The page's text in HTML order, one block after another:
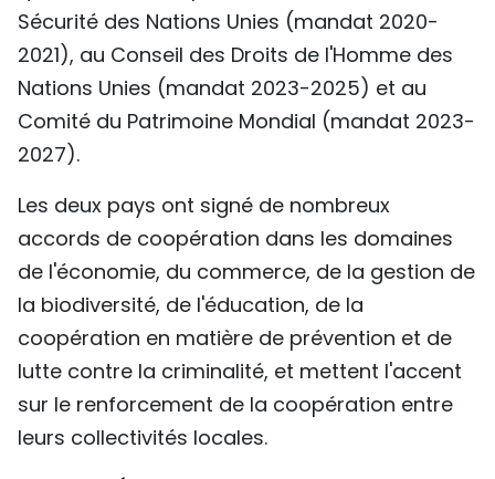
Sécurité des Nations Unies (mandat 2020-
2021), au Conseil des Droits de l'Homme des
Nations Unies (mandat 2023-2025) et au
Comité du Patrimoine Mondial (mandat 2023-
2027).
Les deux pays ont signé de nombreux
accords de coopération dans les domaines
de l'économie, du commerce, de la gestion de
la biodiversité, de l'éducation, de la
coopération en matière de prévention et de
lutte contre la criminalité, et mettent l'accent
sur le renforcement de la coopération entre
leurs collectivités locales.